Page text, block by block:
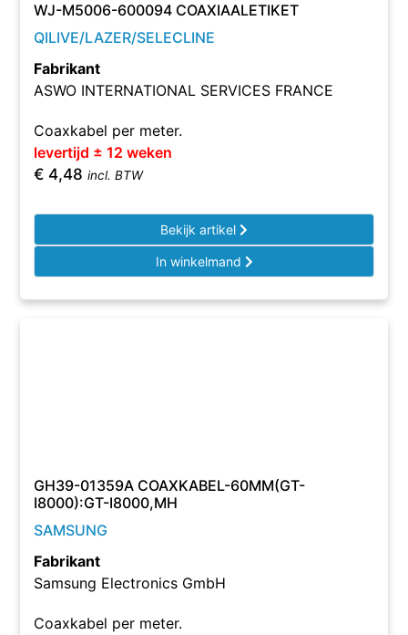
WJ-M5006-600094 COAXIAALETIKET
QILIVE/LAZER/SELECLINE
Fabrikant
ASWO INTERNATIONAL SERVICES FRANCE
Coaxkabel per meter.
levertijd ± 12 weken
€ 4,48 incl. BTW
Bekijk artikel
In winkelmand
GH39-01359A COAXKABEL-60MM(GT-
I8000):GT-I8000,MH
SAMSUNG
Fabrikant
Samsung Electronics GmbH
Coaxkabel per meter.